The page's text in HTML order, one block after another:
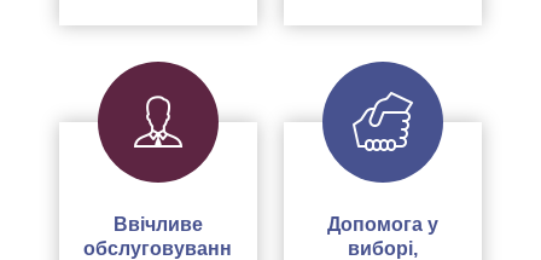
Ввічливе
обслуговуванн
Допомога у
виборі,